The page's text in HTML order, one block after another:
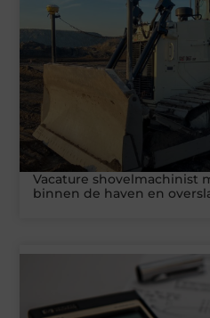
Vacature shovelmachinist
binnen de haven en